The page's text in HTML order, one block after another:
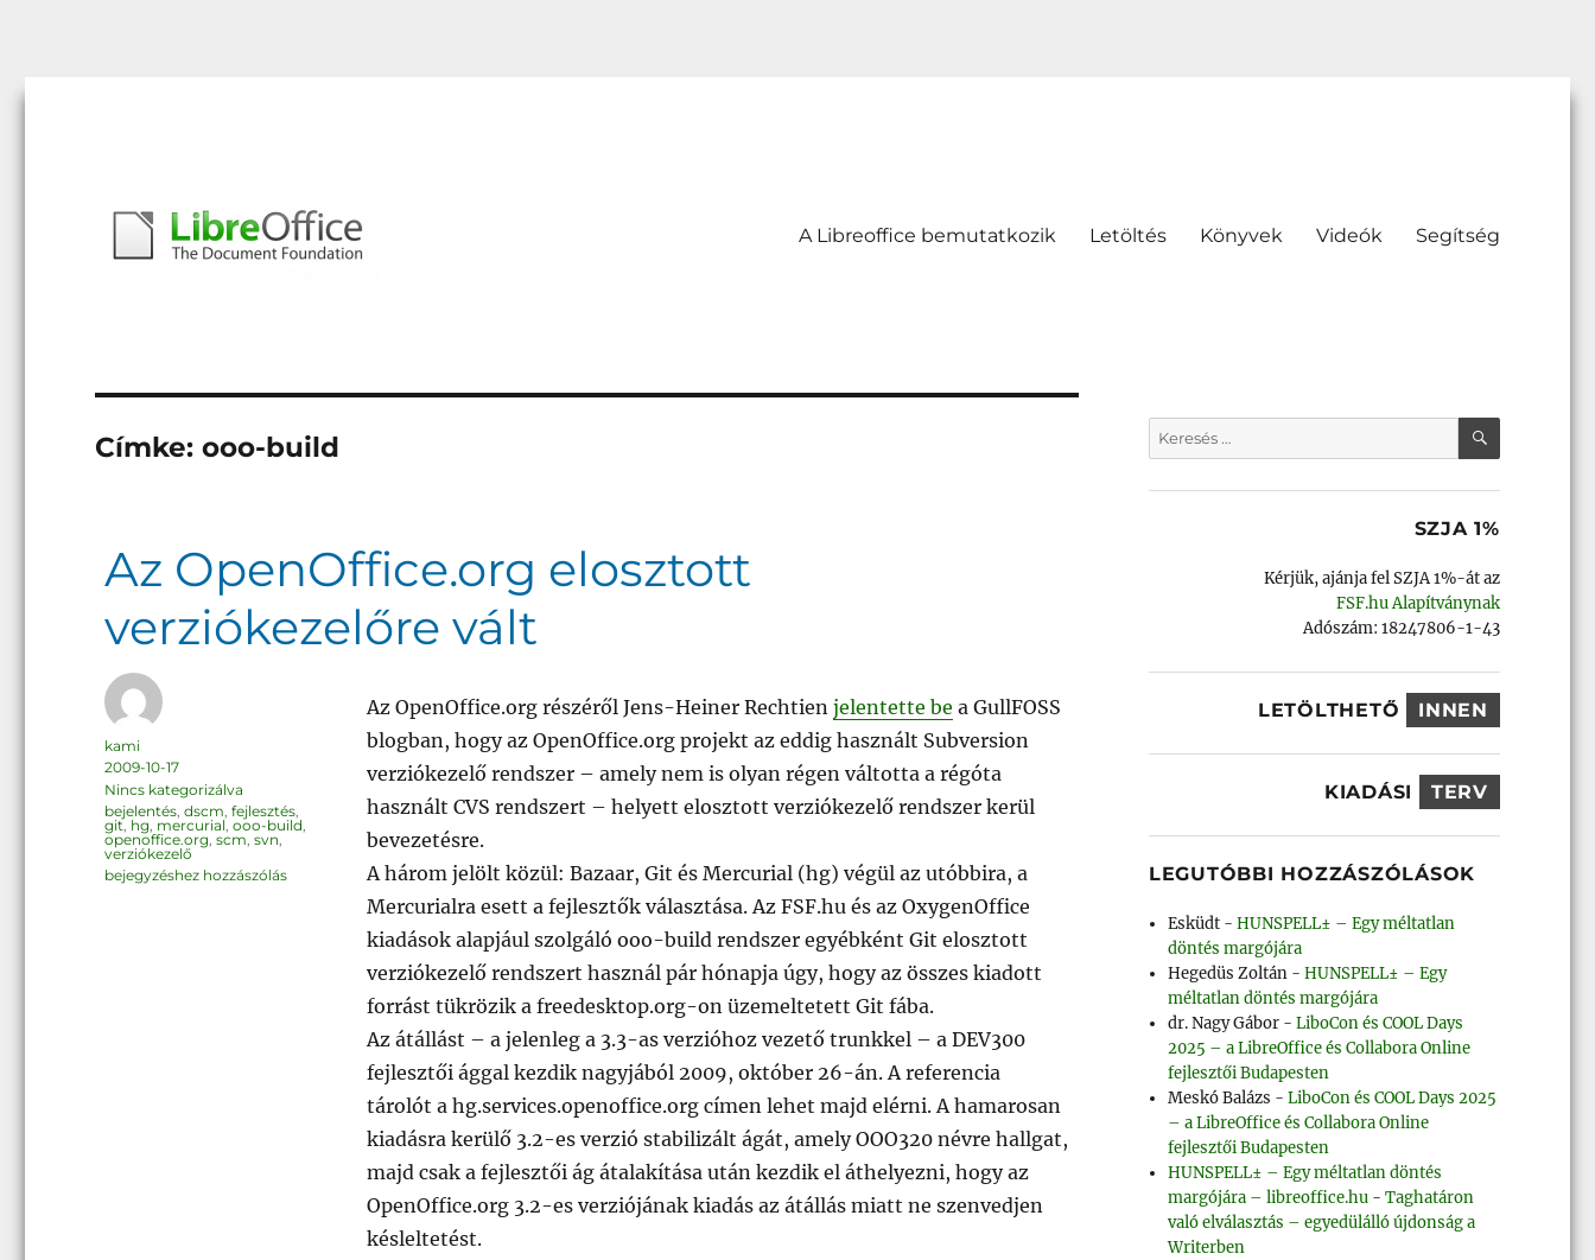
A Libreoffice bemutatkozik Letöltés Könyvek Videók Segítség
Címke:ooo-build
Az OpenOffice.org elosztott
verziókezelőre vált
Az OpenOffice.org részéről Jens-Heiner Rechtien jelentette be a GullFOSS
blogban, hogy az OpenOffice.org projekt az eddig használt Subversion
verziókezelő rendszer – amely nem is olyan régen váltotta a régóta
használt CVS rendszert – helyett elosztott verziókezelő rendszer kerül
bevezetésre.
A három jelölt közül: Bazaar, Git és Mercurial (hg) végül az utóbbira, a
Mercurialra esett a fejlesztők választása. Az FSF.hu és az OxygenOffice
kiadások alapjául szolgáló ooo-build rendszer egyébként Git elosztott
verziókezelő rendszert használ pár hónapja úgy, hogy az összes kiadott
forrást tükrözik a freedesktop.org-on üzemeltetett Git fába.
Az átállást – a jelenleg a 3.3-as verzióhoz vezető trunkkel – a DEV300
fejlesztői ággal kezdik nagyjából 2009, október 26-án. A referencia
tárolót a hg.services.openoffice.org címen lehet majd elérni. A hamarosan
kiadásra kerülő 3.2-es verzió stabilizált ágát, amely OOO320 névre hallgat,
majd csak a fejlesztői ág átalakítása után kezdik el áthelyezni, hogy az
OpenOffice.org 3.2-es verziójának kiadás az átállás miatt ne szenvedjen
késleltetést.
Szerző
kami
Közzétéve
2009-10-17
Kategória
Nincs kategorizálva
Címke
bejelentés,dscm,fejlesztés,
git, hg, mercurial,ooo-build,
openoffice.org,scm,svn,
verziókezelő
Az
OpenOffice.org
bejegyzéshez hozzászólás
Keresés
a
KERESÉS
SZJA 1%
Kérjük, ajánja fel SZJA 1%-át az
FSF.hu Alapítványnak
Adószám: 18247806-1-43
LETÖLTHETŐ INNEN
KIADÁSI TERV
LEGUTÓBBI HOZZÁSZÓLÁSOK
Esküdt -HUNSPELL± – Egy méltatlan
döntés margójára
Hegedüs Zoltán -HUNSPELL± – Egy
méltatlan döntés margójára
dr. Nagy Gábor -LiboCon és COOL Days
2025 – a LibreOffice és Collabora Online
fejlesztői Budapesten
Meskó Balázs -LiboCon és COOL Days 2025
– a LibreOffice és Collabora Online
fejlesztői Budapesten
HUNSPELL± – Egy méltatlan döntés
margójára – libreoffice.hu -Taghatáron
való elválasztás – egyedülálló újdonság a
Writerben